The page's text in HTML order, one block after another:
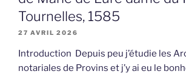
Tournelles, 1585
27 AVRIL 2026
Introduction Depuis peu j’étudie les
notariales de Provins et j’y ai eu le